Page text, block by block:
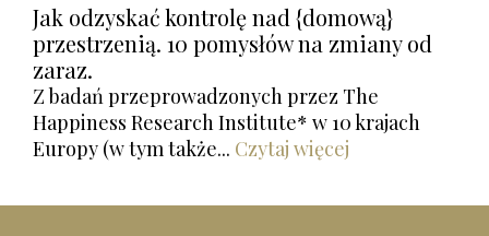
Jak odzyskać kontrolę nad {domową}
przestrzenią. 10 pomysłów na zmiany od
zaraz.
Z badań przeprowadzonych przez The
Happiness Research Institute* w 10 krajach
Europy (w tym także... Czytaj więcej